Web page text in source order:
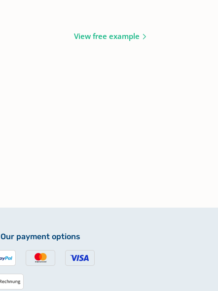
View free example
Our payment options